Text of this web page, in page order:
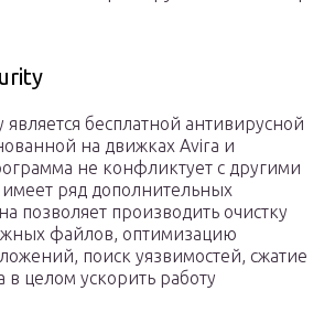
является бесплатной антивирусной
на движках Avira и
не конфликтует с другими
ряд дополнительных
позволяет производить очистку
файлов, оптимизацию
поиск уязвимостей, сжатие
в целом ускорить работу